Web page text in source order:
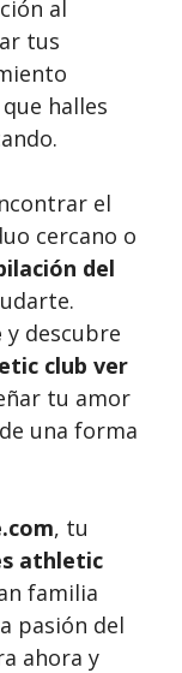
al
tus
halles
el
cercano o
del
y descubre
club ver
tu amor
de una forma
, tu
athletic
familia
pasión del
ahora y